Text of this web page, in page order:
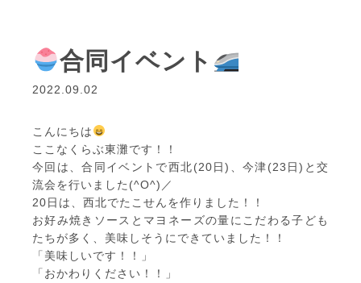
合同イベント
2022.09.02
こんにちは
ここなくらぶ東灘です！！
今回は、合同イベントで西北(20日)、今津(23日)と交
流会を行いました(^O^)／
20日は、西北でたこせんを作りました！！
お好み焼きソースとマヨネーズの量にこだわる子ども
たちが多く、美味しそうにできていました！！
「美味しいです！！」
「おかわりください！！」